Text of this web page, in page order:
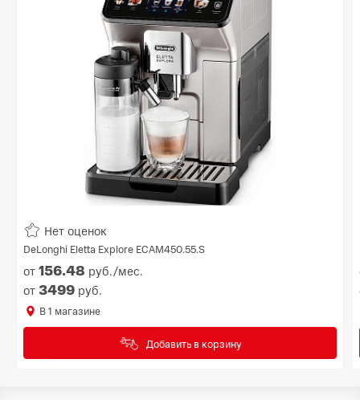
Нет оценок
DeLonghi Eletta Explore ECAM450.55.S
от156.48 руб./мес.
от3499 руб.
В1 магазине
Добавить в корзину